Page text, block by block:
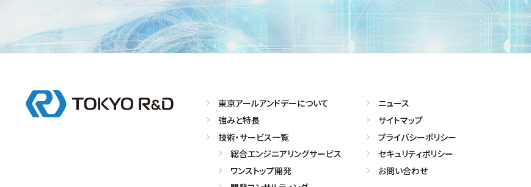
東京アールアンドデーについて
強みと特長
技術・サービス一覧
総合エンジニアリングサービス
ワンストップ開発
ニュース
サイトマップ
プライバシーポリシー
セキュリティポリシー
お問い合わせ